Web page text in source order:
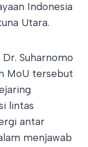
Indonesia
Utara.
Suharnomo
MoU tersebut
lintas
antar
menjawab